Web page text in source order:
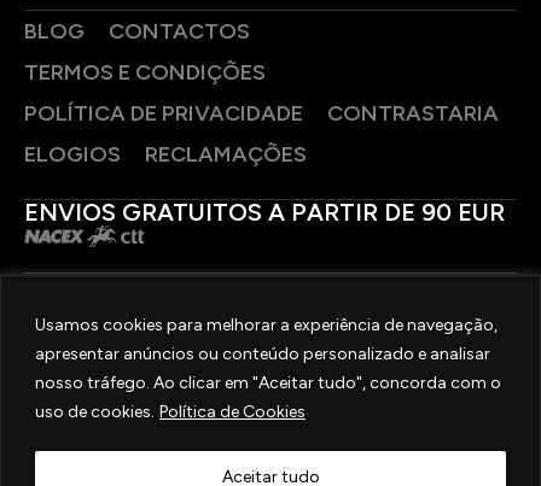
Usamos cookies para melhorar a experiência de navegação,
apresentar anúncios ou conteúdo personalizado e analisar
nosso tráfego. Ao clicar em "Aceitar tudo", concorda com o
uso de cookies. Política de Cookies
Aceitar tudo
BLOG
CONTACTOS
TERMOS E CONDIÇÕES
POLÍTICA DE PRIVACIDADE
CONTRASTARIA
ELOGIOS
RECLAMAÇÕES
ENVIOS GRATUITOS A PARTIR DE 90 EUR
SIGA-NOS
2025 © OURIVESARIA FRADIZELA